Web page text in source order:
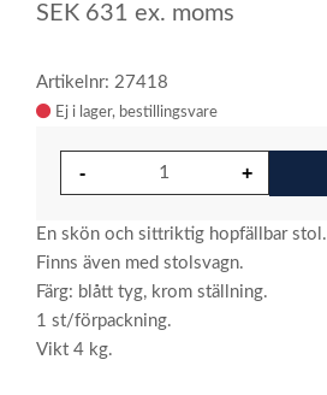
SEK 631 ex. moms
Artikelnr: 27418
Ej i lager
En skön och sittriktig hopfällbar stol.
Finns även med stolsvagn.
Färg: blått tyg, krom ställning.
1 st/förpackning.
Vikt 4 kg.